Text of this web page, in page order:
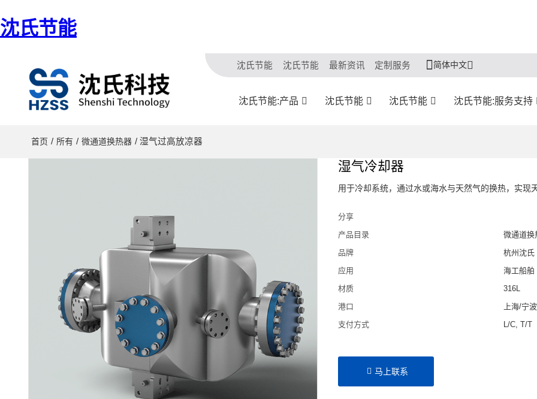
沈氏节能
沈氏节能 沈氏节能 最新资讯 定制服务 简体中文
沈氏节能:产品 沈氏节能 沈氏节能 沈氏节能:服务支持
首页 / 所有 / 微通道换热器 / 湿气过高放凉器
湿气冷却器
用于冷却系统，通过水或海水与天然气的换热，实现
分享
产品目录
微通道换
品牌
杭州沈氏
应用
海工船舶
材质
316L
港口
上海/宁波
支付方式
L/C, T/T
马上联系